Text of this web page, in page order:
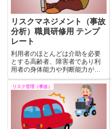
リスクマネジメント（事故
分析）職員研修用 テンプ
レート
利用者のほとんどは介助を必要
とする高齢者、障害者であり利
用者の身体能力や判断能力が不
十分なケースが多い。必然的に
介護者側のエラーを如何に低減
させるかが福祉サービス提供現
場における事故を低減できるか
否かのポイントとなります。こ
れはその無料テンプレートで
す。
リスク管理（事故）